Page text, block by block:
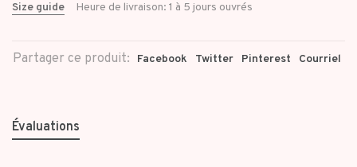
Size guide Heure de livraison: 1 à 5 jours ouvrés
Partager ce produit: Facebook Twitter Pinterest Courriel
Évaluations